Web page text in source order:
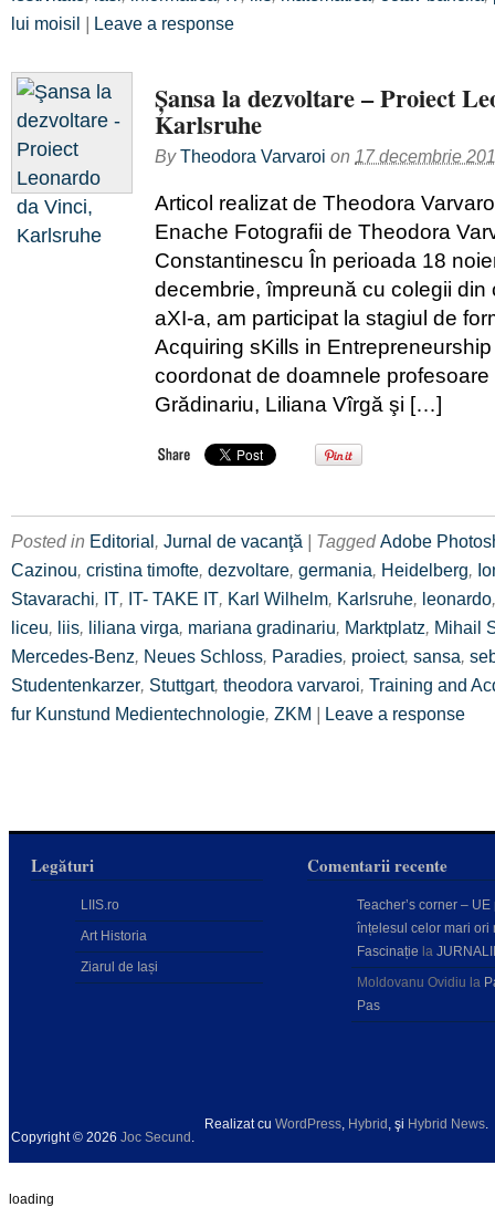
lui moisil | Leave a response
Şansa la dezvoltare – Proiect
Karlsruhe
ByTheodora Varvaroi on 17 decembrie
Articol realizat de Theodora
Enache Fotografii de Theodora
Constantinescu În perioada 18
decembrie, împreună cu colegii din
aXI-a, am participat la stagiul de
Acquiring sKills in
coordonat de doamnele profesoare
Grădinariu, Liliana Vîrgă şi […]
Posted in Editorial, Jurnal de vacanţă | TaggedAdobe
Cazinou, cristina timofte, dezvoltare, germania, Heidelberg,
Stavarachi, IT, IT- TAKE IT, Karl Wilhelm, Karlsruhe, leonardo
liceu, liis, liliana virga, mariana gradinariu, Marktplatz, Mihail
Mercedes-Benz, Neues Schloss, Paradies, proiect, sansa,
Studentenkarzer, Stuttgart, theodora varvaroi, Training and
fur Kunstund Medientechnologie, ZKM | Leave a response
Legături
LIIS.ro
Art Historia
Ziarul de Iași
Comentarii recente
Teacher’s corner – UE
înțelesul celor mari ori
Fascinație la
Moldovanu Ovidiu la
Pas
Copyright © 2026 Joc Secund
Realizat cu WordPress Hybrid , şi Hybrid News
loading